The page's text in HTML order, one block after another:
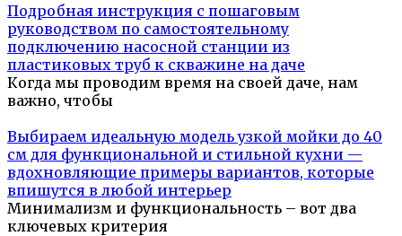
Подробная инструкция с пошаговым
руководством по самостоятельному
подключению насосной станции из
пластиковых труб к скважине на даче
Когда мы проводим время на своей даче, нам
важно, чтобы
Выбираем идеальную модель узкой мойки до 40
см для функциональной и стильной кухни —
вдохновляющие примеры вариантов, которые
впишутся в любой интерьер
Минимализм и функциональность – вот два
ключевых критерия